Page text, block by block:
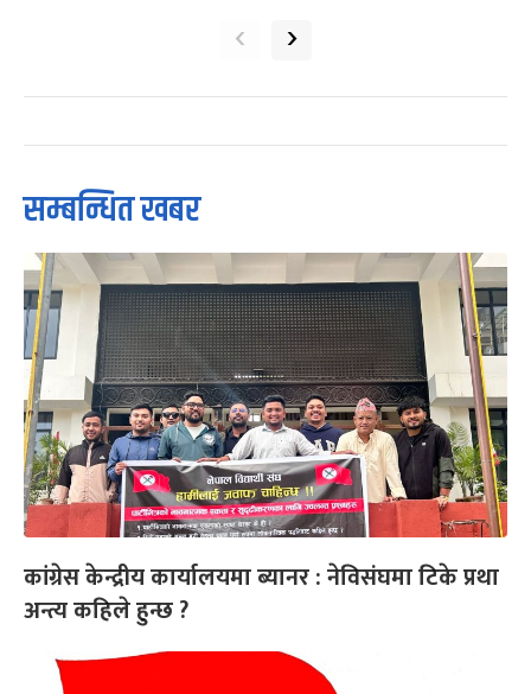
‹ ›
सम्बन्धित खबर
कांग्रेस केन्द्रीय कार्यालयमा ब्यानर : नेविसंघमा टिके प्रथा
अन्त्य कहिले हुन्छ ?